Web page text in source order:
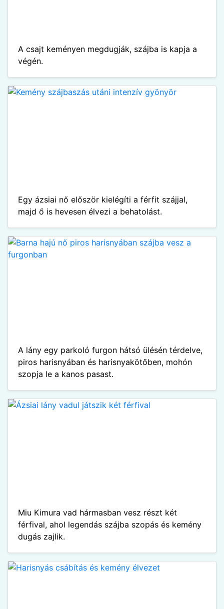
A csajt keményen megdugják, szájba is kapja a
végén.
Egy ázsiai nő először kielégíti a férfit szájjal,
majd ő is hevesen élvezi a behatolást.
A lány egy parkoló furgon hátsó ülésén térdelve,
piros harisnyában és harisnyakötőben, mohón
szopja le a kanos pasast.
Miu Kimura vad hármasban vesz részt két
férfival, ahol legendás szájba szopás és kemény
dugás zajlik.